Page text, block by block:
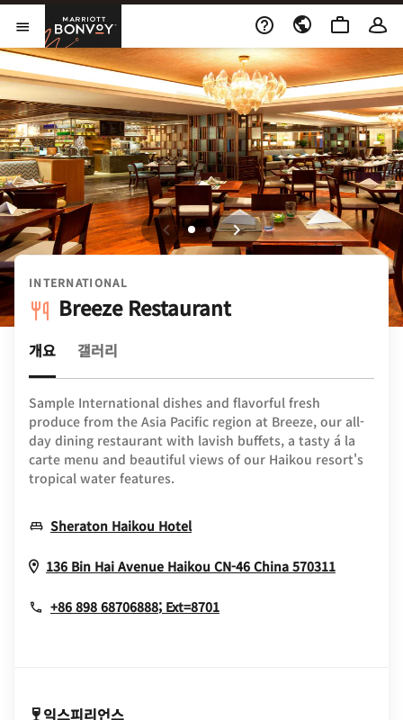
Skip to Content
메뉴 열기
Marriott Bonvoy
INTERNATIONAL
Breeze Restaurant
개요 갤러리
Sample International dishes and flavorful fresh
produce from the Asia Pacific region at Breeze, our all-
day dining restaurant with lavish buffets, a tasty á la
carte menu and beautiful views of our Haikou resort's
tropical water features.
Sheraton Haikou HotelOpens In New Window
136 Bin Hai Avenue Haikou CN-46 China 570311Opens In
+86 898 68706888; Ext=8701
익스피리언스